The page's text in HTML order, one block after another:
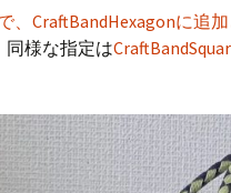
CbMesh
データに
、CraftBandHexagonに追
同様な指定は